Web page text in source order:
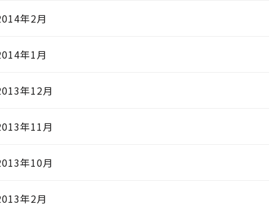
年2月
年1月
年12月
年11月
年10月
年2月